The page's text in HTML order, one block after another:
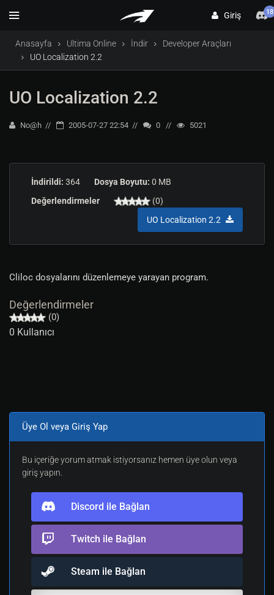
Giriş 18
Anasayfa Ultima Online İndir
Developer Araçları
UO Localization 2.2
UO Localization 2.2
No@h 2005-07-27 22:54 0 5021
İndirildi: 364 Dosya Boyutu: 0 MB
Değerlendirmeler
(0)
UO Localization 2.2
Cliloc dosyalarını düzenlemeye yarayan program.
Değerlendirmeler
(0)
0 Kullanıcı
Üye Ol veya Giriş Yap
Bu içeriğe yorum atmak istiyorsanız hemen üye olun veya
giriş yapın.
Discord ile Bağlan
Twitch ile Bağlan
Steam ile Bağlan